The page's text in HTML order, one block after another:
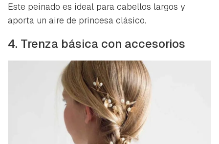
Este peinado es ideal para cabellos largos y
aporta un aire de princesa clásico.
4. Trenza básica con accesorios